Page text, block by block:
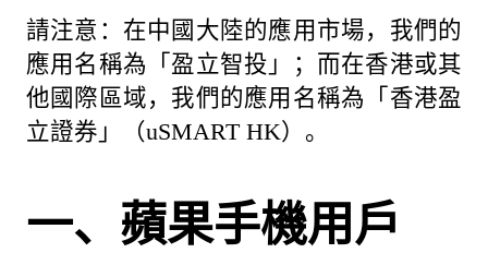
請注意：在中國大陸的應用市場，我們的
應用名稱為「盈立智投」；而在香港或其
他國際區域，我們的應用名稱為「香港盈
立證券」（uSMART HK）。
一、蘋果手機用戶